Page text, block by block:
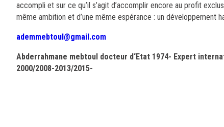
accompli et sur ce qu’il s’agit d’accomplir encore au profit
même ambition et d’une même espérance : un
ademmebtoul@gmail.com
Abderrahmane mebtoul docteur d‘Etat 1974- Expert
2000/2008-2013/2015-